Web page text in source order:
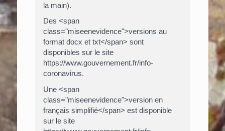
la main).
Des <span
class="miseenevidence">versions au
format docx et txt</span> sont
disponibles sur le site
https://www.gouvernement.fr/info-
coronavirus.
Une <span
class="miseenevidence">version en
français simplifié</span> est disponible
sur le site